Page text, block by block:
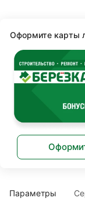
Оформите карты
Параметры